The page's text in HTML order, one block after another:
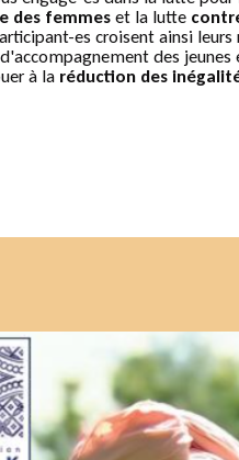
des femmeset la lutte
es croisent ainsi leurs
des
à la réduction des